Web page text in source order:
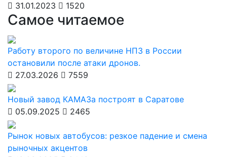
31.01.2023
1520
Самое читаемое
Работу второго по величине НПЗ в России
остановили после атаки дронов.
27.03.2026
7559
Новый завод КАМАЗа построят в Саратове
05.09.2025
2465
Рынок новых автобусов: резкое падение и смена
рыночных акцентов